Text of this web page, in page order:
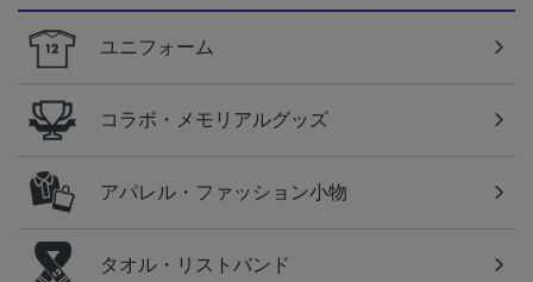
ユニフォーム
コラボ・メモリアルグッズ
アパレル・ファッション小物
タオル・リストバンド